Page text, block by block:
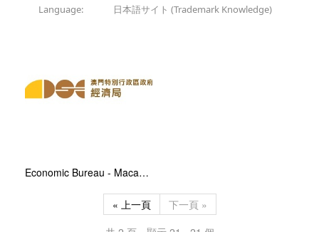
Language: 日本語サイト (Trademark Knowledge)
Economic Bureau - Macao Trademark Official Office
« 上一頁
下一頁 »